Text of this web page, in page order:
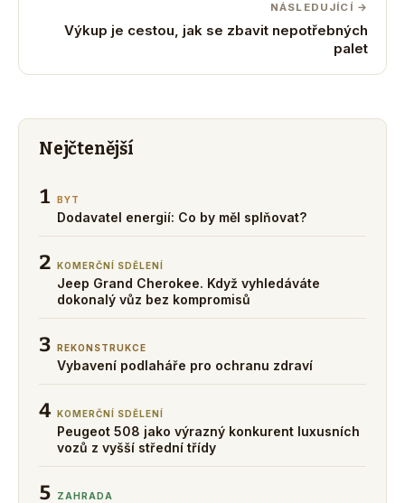
NÁSLEDUJÍCÍ →
Výkup je cestou, jak se zbavit nepotřebných
palet
Nejčtenější
1 BYT
Dodavatel energií: Co by měl splňovat?
2 KOMERČNÍ SDĚLENÍ
Jeep Grand Cherokee. Když vyhledáváte
dokonalý vůz bez kompromisů
3 REKONSTRUKCE
Vybavení podlaháře pro ochranu zdraví
4 KOMERČNÍ SDĚLENÍ
Peugeot 508 jako výrazný konkurent luxusních
vozů z vyšší střední třídy
5 ZAHRADA